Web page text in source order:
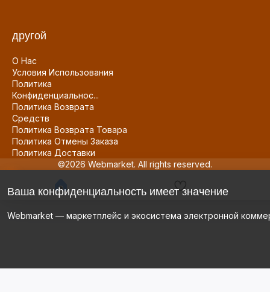
другой
О Нас
Условия Использования
Политика
Конфиденциальнос...
Политика Возврата
Средств
Политика Возврата Товара
Политика Отмены Заказа
Политика Доставки
©2026 Webmarket. All rights reserved.
Ваша конфиденциальность имеет значение
Webmarket — маркетплейс и экосистема электронной